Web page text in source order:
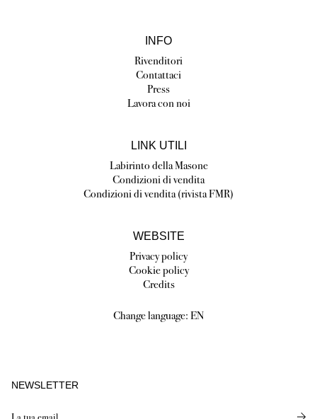
INFO
Rivenditori
Contattaci
Press
Lavora con noi
LINK UTILI
Labirinto della Masone
Condizioni di vendita
Condizioni di vendita (rivista FMR)
WEBSITE
Privacy policy
Cookie policy
Credits
Change language: EN
NEWSLETTER